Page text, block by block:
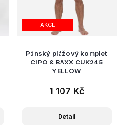
AKCE
Pánský plážový komplet
CIPO & BAXX CUK245
YELLOW
1 107 Kč
Detail